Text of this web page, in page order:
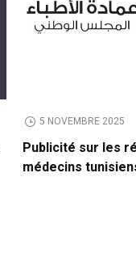
5 NOVEMBRE 2025
Publicité sur les
médecins